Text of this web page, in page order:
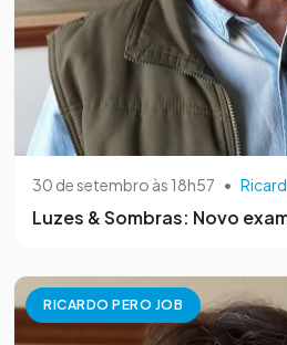
30 de setembro às 18h57 •
Luzes & Sombras: Novo
RICARDO PERO JOB